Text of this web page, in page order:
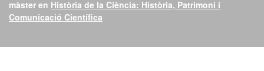
màster en Història de la Ciència: Història, Patrimoni i
Comunicació Científica